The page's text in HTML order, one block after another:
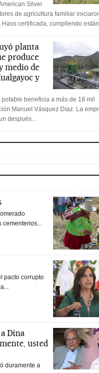
Silver
de agricultura familiar
certificada, cumpliendo
planta
produce
medio de
y
beneficia a más de 18 mil
Manuel Vásquez Díaz. La
después...
cementerios...
pacto corrupto
Dina
usted
duramente a